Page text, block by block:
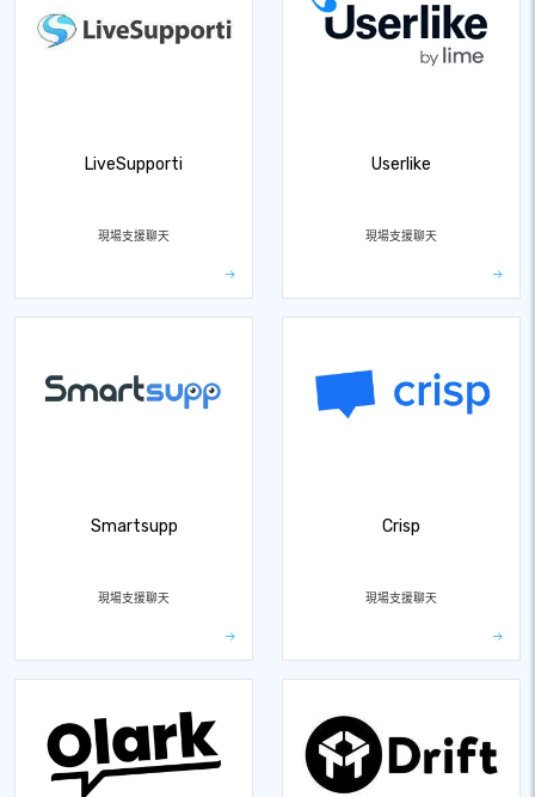
LiveSupporti
現場支援聊天
Userlike
現場支援聊天
Smartsupp
現場支援聊天
Crisp
現場支援聊天